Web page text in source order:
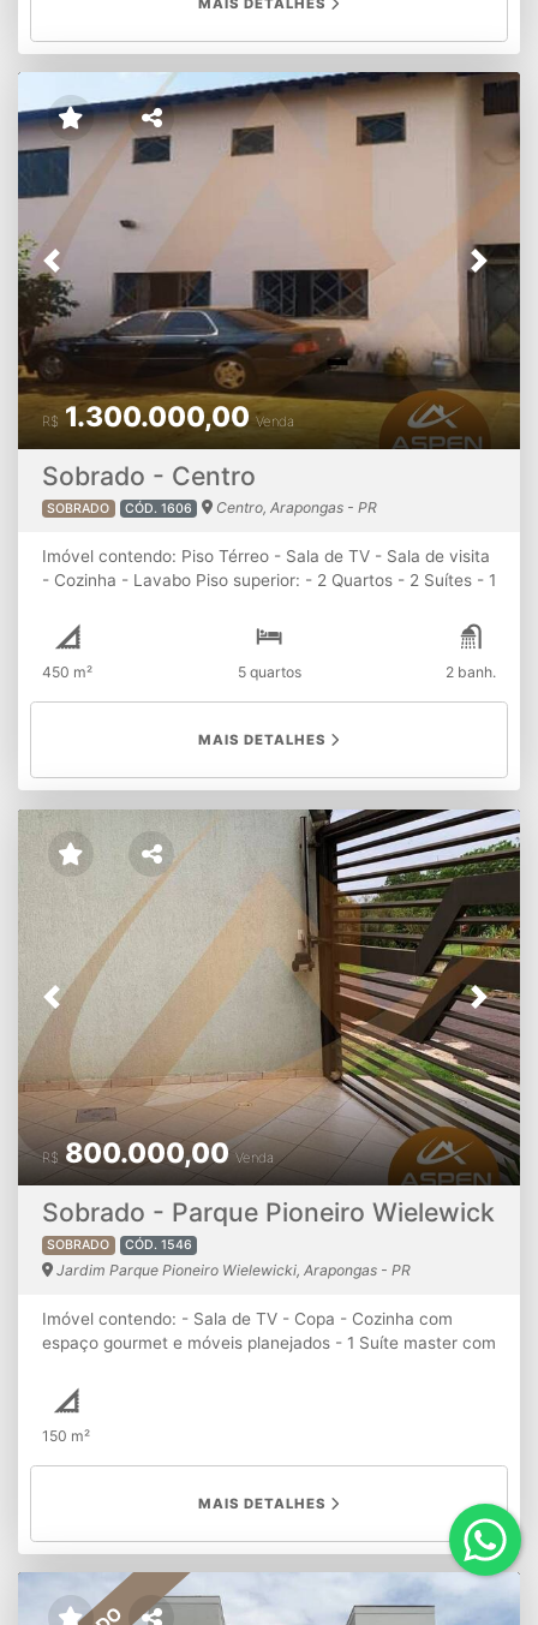
Sobrado - Centro
SOBRADO CÓD. 1606 Centro, Arapongas - PR
Previous Next
R$1.300.000,00Venda
Imóvel contendo: Piso Térreo - Sala de TV - Sala de visita
- Cozinha - Lavabo Piso superior: - 2 Quartos - 2 Suítes - 1
Banheiro ATENÇÃO: A disponibilidade e os valores dos
imóveis estão sujeitos à alteração sem aviso prévio.
450 m² 5 quartos 2 banh.
MAIS DETALHES
Sobrado - Parque Pioneiro Wielewick
SOBRADO CÓD. 1546
Jardim Parque Pioneiro Wielewicki, Arapongas - PR
Previous Next
R$800.000,00Venda
Imóvel contendo: - Sala de TV - Copa - Cozinha com
espaço gourmet e móveis planejados - 1 Suíte master com
delas com móveis planejados - Garagem para 2 carros -
Quartos com ar condicionado - Sistema de geração de
energia foto voltaico ATENÇÃO: A disponibilidade e os
valores dos imóveis estão sujeitos a alteração sem aviso
150 m²
MAIS DETALHES